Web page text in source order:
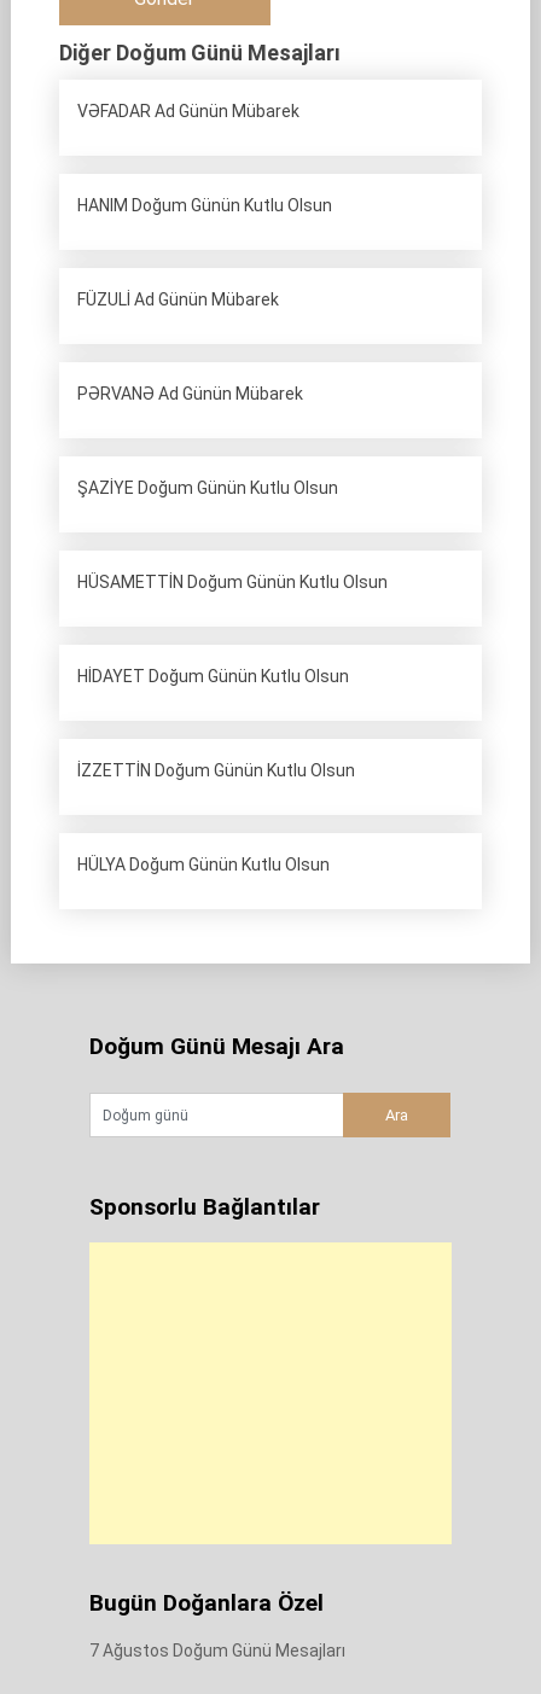
Diğer Doğum Günü Mesajları
VƏFADAR Ad Günün Mübarek
HANIM Doğum Günün Kutlu Olsun
FÜZULİ Ad Günün Mübarek
PƏRVANƏ Ad Günün Mübarek
ŞAZİYE Doğum Günün Kutlu Olsun
HÜSAMETTİN Doğum Günün Kutlu Olsun
HİDAYET Doğum Günün Kutlu Olsun
İZZETTİN Doğum Günün Kutlu Olsun
HÜLYA Doğum Günün Kutlu Olsun
Doğum Günü Mesajı Ara
Sponsorlu Bağlantılar
Bugün Doğanlara Özel
7 Ağustos Doğum Günü Mesajları